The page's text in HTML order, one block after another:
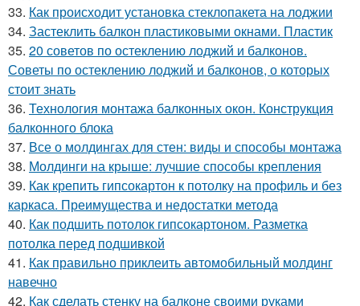
33. Как происходит установка стеклопакета на лоджии
34. Застеклить балкон пластиковыми окнами. Пластик
35. 20 советов по остеклению лоджий и балконов.
Советы по остеклению лоджий и балконов, о которых
стоит знать
36. Технология монтажа балконных окон. Конструкция
балконного блока
37. Все о молдингах для стен: виды и способы монтажа
38. Молдинги на крыше: лучшие способы крепления
39. Как крепить гипсокартон к потолку на профиль и без
каркаса. Преимущества и недостатки метода
40. Как подшить потолок гипсокартоном. Разметка
потолка перед подшивкой
41. Как правильно приклеить автомобильный молдинг
навечно
42. Как сделать стенку на балконе своими руками